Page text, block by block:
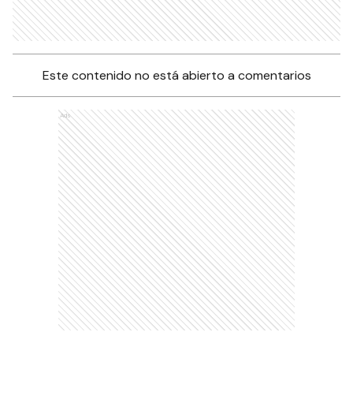
Este contenido no está abierto a comentarios
Ads